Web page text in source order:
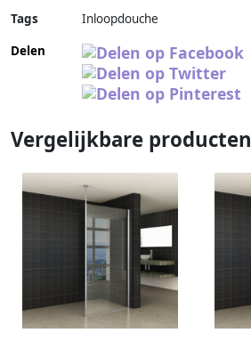
Tags
Inloopdouche
Delen
Vergelijkbare producten